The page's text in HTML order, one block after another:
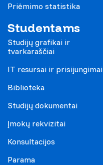
Priėmimo statistika
Studentams
Studijų grafikai ir
tvarkaraščiai
IT resursai ir prisijungimai
Biblioteka
Studijų dokumentai
Įmokų rekvizitai
Konsultacijos
Parama